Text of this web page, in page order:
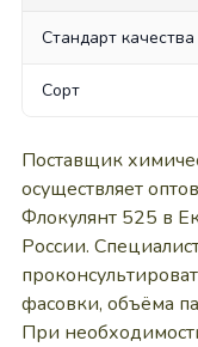
Стандарт качества
Сорт
Поставщик
осуществляет
Флокулянт 525 в
России.
фасовки, объёма
При